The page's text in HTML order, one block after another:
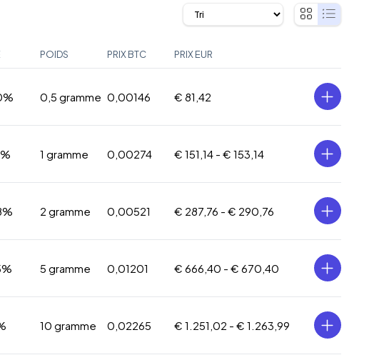
POIDS PRIX BTC PRIX EUR
0,5 gramme 0,00146 € 81,42
1 gramme 0,00274 € 151,14 - € 153,14
2 gramme 0,00521 € 287,76 - € 290,76
5 gramme 0,01201 € 666,40 - € 670,40
10 gramme 0,02265 € 1.251,02 - € 1.263,99